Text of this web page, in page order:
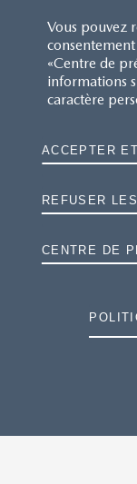
PRÉSENTATION
EXTÉRIEUR &
INTÉRIEUR
SÉCURITÉ ET
Vous pouvez
«Centre de
informations
caractère
ACCEPTER
REFUSER
CENTRE DE